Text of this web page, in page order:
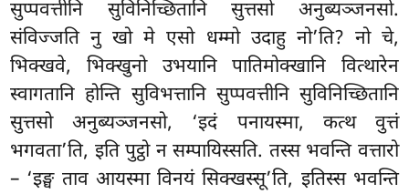
सुप्पवत्तीनि सुविनिच्छितानि सुत्तसो अनुब्यञ्जनसो.
संविज्जति नु खो मे एसो धम्मो उदाहु नो’ति? नो चे,
भिक्खवे, भिक्खुनो उभयानि पातिमोक्खानि वित्थारेन
स्वागतानि होन्ति सुविभत्तानि सुप्पवत्तीनि सुविनिच्छितानि
सुत्तसो अनुब्यञ्जनसो, ‘इदं पनायस्मा, कत्थ वुत्तं
भगवता’ति, इति पुट्ठो न सम्पायिस्सति. तस्स भवन्ति वत्तारो
– ‘इङ्घ ताव आयस्माविनयं सिक्खस्सू’ति, इतिस्स भवन्ति